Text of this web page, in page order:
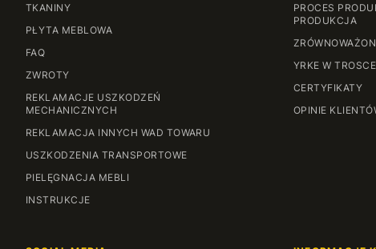
TKANINY
PŁYTA MEBLOWA
FAQ
ZWROTY
REKLAMACJE USZKODZEŃ
MECHANICZNYCH
REKLAMACJA INNYCH WAD TOWARU
USZKODZENIA TRANSPORTOWE
PIELĘGNACJA MEBLI
INSTRUKCJE
PROCES
PRODUKCJA
YRKE W
CERTYFIKATY
OPINIE